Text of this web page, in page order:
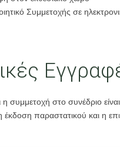
Συμμετοχής σε
η συμμετοχή στο συνέδριο
έκδοση παραστατικού και η